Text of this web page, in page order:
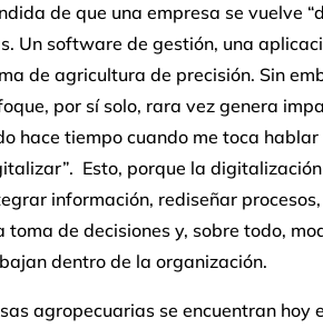
de que una empresa se vuelve
Un software de gestión, una
de agricultura de precisión. Sin
por sí solo, rara vez genera
hace tiempo cuando me toca hablar
Esto, porque la
información, rediseñar
de decisiones y, sobre todo,
dentro de la organización.
agropecuarias se encuentran hoy